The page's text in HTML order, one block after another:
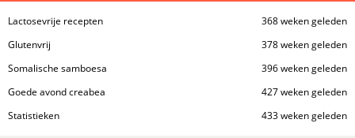
368 weken geleden
Lactosevrije recepten
378 weken geleden
Glutenvrij
396 weken geleden
Somalische samboesa
427 weken geleden
Goede avond creabea
433 weken geleden
Statistieken